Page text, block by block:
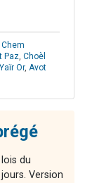
Chem
Paz, Choèl
Yaïr Or, Avot
du
Version